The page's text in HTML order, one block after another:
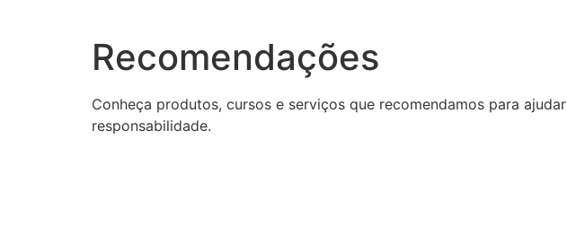
Recomendações
Conheça produtos, cursos e serviços que recomendamos para
responsabilidade.